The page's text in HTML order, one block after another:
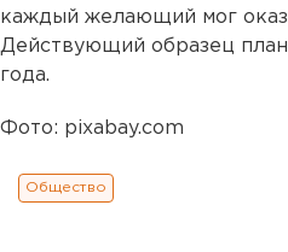
каждый желающий мог
Действующий образец
года.
Фото: pixabay.com
Общество